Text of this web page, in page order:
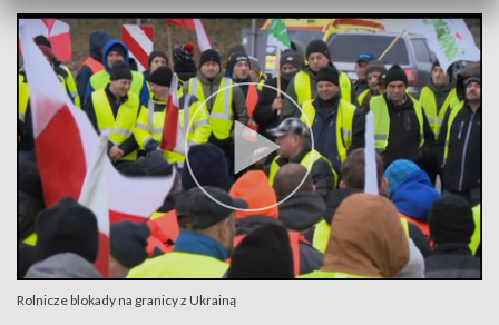
Rolnicze blokady na granicy z Ukrainą